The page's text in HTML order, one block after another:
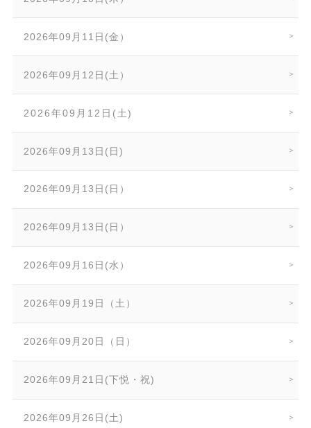
2026年09月11日(金）
2026年09月12日(土）
2026年09月12日(土)
2026年09月13日(日)
2026年09月13日(日）
2026年09月13日(日）
2026年09月16日(水）
2026年09月19日（土）
2026年09月20日（日）
2026年09月21日(下悦・祝)
2026年09月26日(土)